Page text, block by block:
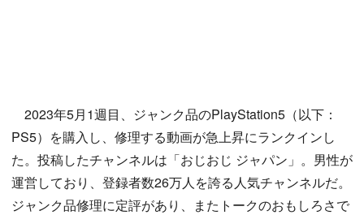
2023年5月1週目、ジャンク品のPlayStation5（以下：
PS5）を購入し、修理する動画が急上昇にランクインし
た。投稿したチャンネルは「おじおじ ジャパン」。男性が
運営しており、登録者数26万人を誇る人気チャンネルだ。
ジャンク品修理に定評があり、またトークのおもしろさで